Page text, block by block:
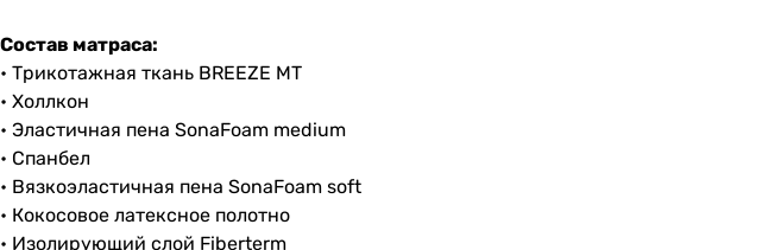
Состав матраса:
• Трикотажная ткань BREEZE MT
• Холлкон
• Эластичная пена SonaFoam medium
• Спанбел
• Вязкоэластичная пена SonaFoam soft
• Кокосовое латексное полотно
• Изолирующий слой Fiberterm